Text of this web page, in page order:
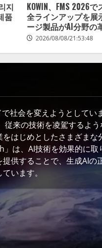
지
품
KOWIN、FMS 2026
全ラインアップを展
ージ製品がAI分野の
2026/08/08/21:53:48
社会を変えようとしてい
来の技術を凌駕するよ
はじめとしたさまざまな
は、AI技術を効果的に取
供することで、生成AIの
います。